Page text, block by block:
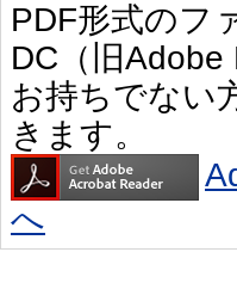
PDF形式のフ
DC（旧
お持ちでない
きます。
へ